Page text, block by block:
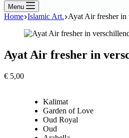
Menu
Home Islamic Art. Ayat Air fresher in
Ayat Air fresher in
€ 5,00
Kalimat
Garden of Love
Oud Royal
Oud